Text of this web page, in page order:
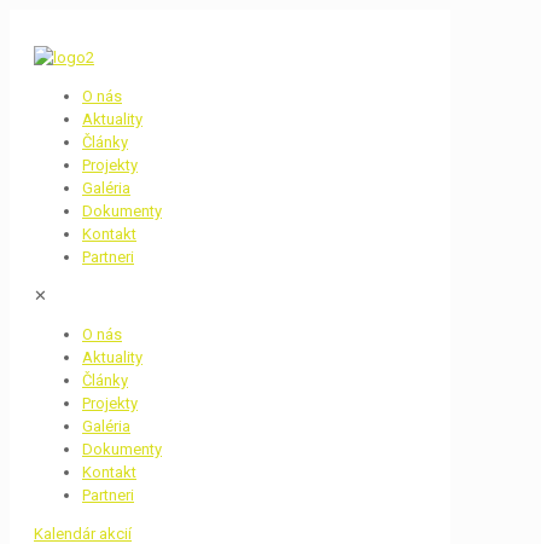
O nás
Aktuality
Články
Projekty
Galéria
Dokumenty
Kontakt
Partneri
✕
O nás
Aktuality
Články
Projekty
Galéria
Dokumenty
Kontakt
Partneri
Kalendár akcií